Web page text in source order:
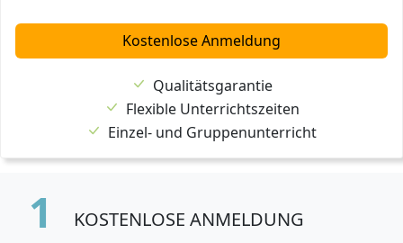
Kostenlose Anmeldung
Qualitätsgarantie
Flexible Unterrichtszeiten
Einzel- und Gruppenunterricht
1 KOSTENLOSE ANMELDUNG